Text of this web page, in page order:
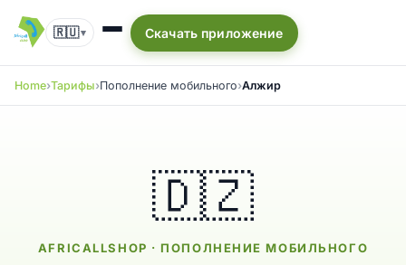
🇷🇺▾ Скачать приложение
Home Тарифы Пополнение мобильного Алжир
🇩🇿
AFRICALLSHOP · ПОПОЛНЕНИЕ МОБИЛЬНОГО